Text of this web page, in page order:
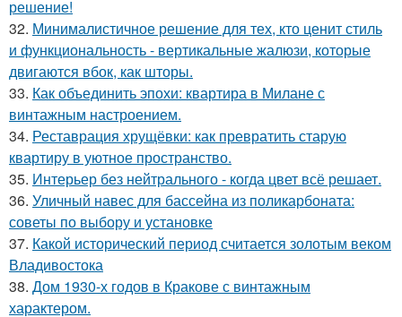
решение!
32. Минималистичное решение для тех, кто ценит стиль
и функциональность - вертикальные жалюзи, которые
двигаются вбок, как шторы.
33. Как объединить эпохи: квартира в Милане с
винтажным настроением.
34. Реставрация хрущёвки: как превратить старую
квартиру в уютное пространство.
35. Интерьер без нейтрального - когда цвет всё решает.
36. Уличный навес для бассейна из поликарбоната:
советы по выбору и установке
37. Какой исторический период считается золотым веком
Владивостока
38. Дом 1930-х годов в Кракове с винтажным
характером.